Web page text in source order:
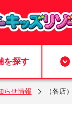
を探す
らせ情報 （各店